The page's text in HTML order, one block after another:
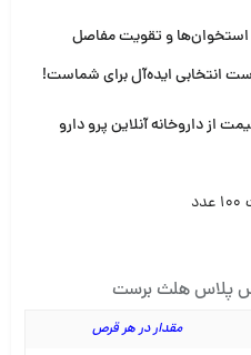
استخوان‌ها و تقویت مفاصل
انتخابی ایده‌آل برای شماست!
از داروخانه آنلاین پرو دارو
پلاس هلث برست
مقدار در هر قرص